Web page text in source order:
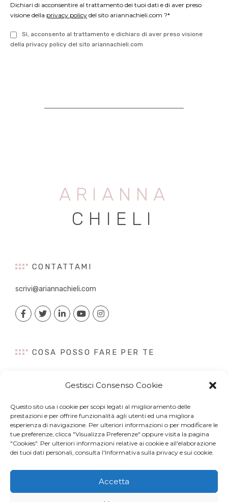
Gestisci Consenso Cookie
Questo sito usa i cookie per scopi legati al miglioramento delle
prestazioni e per offrire funzionalità agli utenti ed una migliora
esperienza di navigazione. Per ulteriori informazioni o per modificare le
tue preferenze, clicca "Visualizza Preferenze" oppure visita la pagina
"Cookies". Per ulteriori informazioni relative ai cookie e all'elaborazione
dei tuoi dati personali, consulta l'Informativa sulla privacy e sui cookie.
Accetta
Dichiari di acconsentire al trattamento dei tuoi dati e di aver preso
visione della privacy policy del sito ariannachieli.com ?*
Sì, acconsento al trattamento e dichiaro di aver preso visione
della privacy policy del sito ariannachieli.com
ARIANNA
CHIELI
CONTATTAMI
scrivi@ariannachieli.com
COSA POSSO FARE PER TE
Content Creation
Digital PR
Influencer Marketing
Newsletter